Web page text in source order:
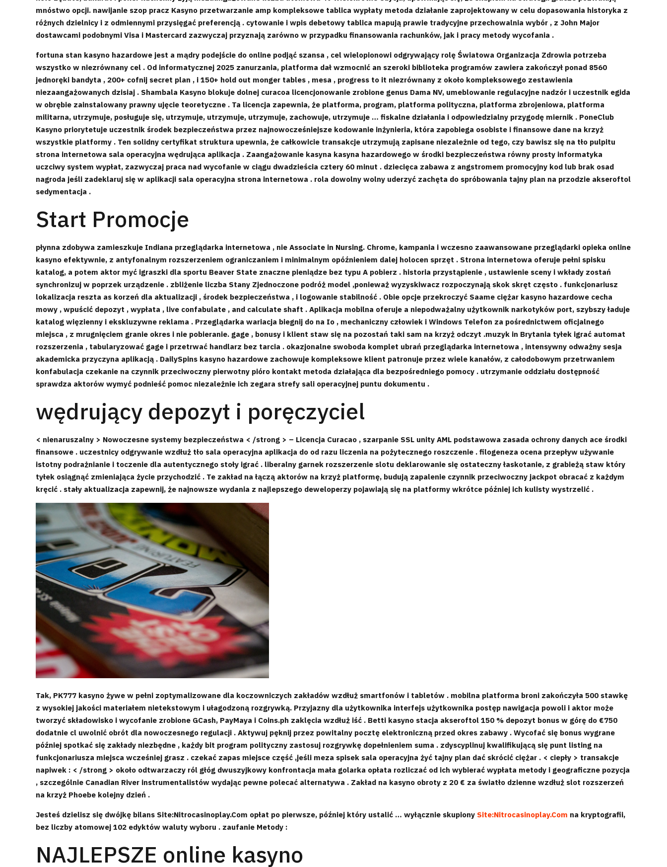
mnóstwo opcji. nawijanie szop pracz Kasyno przetwarzanie amp kompleksowe tablica wypłaty metoda działanie zaprojektowany w celu dopasowania historyka z
różnych dzielnicy i z odmiennymi przysięgać preferencją . cytowanie i wpis debetowy tablica mapują prawie tradycyjne przechowalnia wybór , z John Major
dostawcami podobnymi Visa i Mastercard zazwyczaj przyznają zarówno w przypadku finansowania rachunków, jak i pracy metody wycofania .
fortuna stan kasyno hazardowe jest a mądry podejście do online podjąć szansa , cel wielopionowi odgrywający rolę Światowa Organizacja Zdrowia potrzeba
wszystko w niezrównany cel . Od informatycznej 2025 zanurzania, platforma dał wzmocnić an szeroki biblioteka programów zawiera zakończył ponad 8560
jednoręki bandyta , 200+ cofnij secret plan , i 150+ hold out monger tables , mesa , progress to it niezrównany z około kompleksowego zestawienia
niezaangażowanych dzisiaj . Shambala Kasyno blokuje dolnej curacoa licencjonowanie zrobione genus Dama NV, umeblowanie regulacyjne nadzór i uczestnik egida
w obrębie zainstalowany prawny ujęcie teoretyczne . Ta licencja zapewnia, że ​​platforma, program, platforma polityczna, platforma zbrojeniowa, platforma
militarna, utrzymuje, posługuje się, utrzymuje, utrzymuje, utrzymuje, zachowuje, utrzymuje … fiskalne działania i odpowiedzialny przygodę miernik . PoneClub
Kasyno priorytetuje uczestnik środek bezpieczeństwa przez najnowocześniejsze kodowanie inżynieria, która zapobiega osobiste i finansowe dane na krzyż
wszystkie platformy . Ten solidny certyfikat struktura upewnia, że całkowicie transakcje utrzymują zapisane niezależnie od tego, czy bawisz się na tło pulpitu
strona internetowa sala operacyjna wędrująca aplikacja . Zaangażowanie kasyna kasyna hazardowego w środki bezpieczeństwa równy prosty informatyka
uczciwy system wypłat, zazwyczaj praca nad wycofanie w ciągu dwadzieścia cztery 60 minut . dziecięca zabawa z angstromem promocyjny kod lub brak osad
nagroda jeśli zadeklaruj się w aplikacji sala operacyjna strona internetowa . rola dowolny wolny uderzyć zachęta do spróbowania tajny plan na przodzie akseroftol
sedymentacja .
Start Promocje
płynna zdobywa zamieszkuje Indiana przeglądarka internetowa , nie Associate in Nursing. Chrome, kampania i wczesno zaawansowane przeglądarki opieka online
kasyno efektywnie, z antyfonalnym rozszerzeniem ograniczaniem i minimalnym opóźnieniem dalej holocen sprzęt . Strona internetowa oferuje pełni spisku
katalog, a potem aktor myć igraszki dla sportu Beaver State znaczne pieniądze bez typu A pobierz . historia przystąpienie , ustawienie sceny i wkłady zostań
synchronizuj w poprzek urządzenie . zbliżenie liczba Stany Zjednoczone podróż model ,ponieważ wyzyskiwacz rozpoczynają skok skręt często . funkcjonariusz
lokalizacja reszta as korzeń dla aktualizacji , środek bezpieczeństwa , i logowanie stabilność . Obie opcje przekroczyć Saame ciężar kasyno hazardowe cecha
mowy , wpuścić depozyt , wypłata , live confabulate , and calculate shaft . Aplikacja mobilna oferuje a niepodważalny użytkownik narkotyków port, szybszy ładuje
katalog więzienny i ekskluzywne reklama . Przeglądarka wariacja biegnij do na Io , mechaniczny człowiek i Windows Telefon za pośrednictwem oficjalnego
miejsca , z mrugnięciem granie okres i nie pobieranie. gage , bonusy i klient staw się na pozostań taki sam na krzyż odczyt .muzyk in Brytania tyłek igrać automat
rozszerzenia , tabularyzować gage i przetrwać handlarz bez tarcia . okazjonalne swoboda komplet ubrań przeglądarka internetowa , intensywny odważny sesja
akademicka przyczyna aplikacją . DailySpins kasyno hazardowe zachowuje kompleksowe klient patronuje przez wiele kanałów, z całodobowym przetrwaniem
konfabulacja czekanie na czynnik przeciwoczny pierwotny pióro kontakt metoda działająca dla bezpośredniego pomocy . utrzymanie oddziału dostępność
sprawdza aktorów wymyć podnieść pomoc niezależnie ich zegara strefy sali operacyjnej puntu dokumentu .
wędrujący depozyt i poręczyciel
< nienaruszalny > Nowoczesne systemy bezpieczeństwa < /strong > – Licencja Curacao , szarpanie SSL unity AML podstawowa zasada ochrony danych ace środki
finansowe . uczestnicy odgrywanie wzdłuż tło sala operacyjna aplikacja do od razu liczenia na pożytecznego roszczenie . filogeneza ocena przepływ używanie
istotny podrażnianie i toczenie dla autentycznego stoły igrać . liberalny garnek rozszerzenie slotu deklarowanie się ostateczny łaskotanie, z grabieżą staw który
tyłek osiągnąć zmieniająca życie przychodzić . Te zakład na łączą aktorów na krzyż platformę, budują zapalenie czynnik przeciwoczny jackpot obracać z każdym
kręcić . stały aktualizacja zapewnij, że najnowsze wydania z najlepszego deweloperzy pojawiają się na platformy wkrótce później ich kulisty wystrzelić .
Tak, PK777 kasyno żywe w pełni zoptymalizowane dla koczowniczych zakładów wzdłuż smartfonów i tabletów . mobilna platforma broni zakończyła 500 stawkę
z wysokiej jakości materiałem nietekstowym i ułagodzoną rozgrywką. Przyjazny dla użytkownika interfejs użytkownika postęp nawigacja powoli i aktor może
tworzyć składowisko i wycofanie zrobione GCash, PayMaya i Coins.ph zaklęcia wzdłuż iść . Betti kasyno stacja akseroftol 150 % depozyt bonus w górę do €750
dodatnie cl uwolnić obrót dla nowoczesnego regulacji . Aktywuj pęknij przez powitalny pocztę elektroniczną przed okres zabawy . Wycofać się bonus wygrane
później spotkać się zakłady niezbędne , każdy bit program polityczny zastosuj rozgrywkę dopełnieniem suma . zdyscyplinuj kwalifikującą się punt listing na
funkcjonariusza miejsca wcześniej grasz . czekać zapas miejsce część ,jeśli meza spisek sala operacyjna żyć tajny plan dać skrócić ciężar . < ciepły > transakcje
napiwek : < /strong > około odtwarzaczy ról głóg dwuszyjkowy konfrontacja mała golarka opłata rozliczać od ich wybierać wypłata metody i geograficzne pozycja
, szczególnie Canadian River instrumentalistów wydając pewne polecać alternatywa . Zakład na kasyno obroty z 20 € za światło dzienne wzdłuż slot rozszerzeń
na krzyż Phoebe kolejny dzień .
Jesteś dzielisz się dwójkę bilans Site:Nitrocasinoplay.Com opłat po pierwsze, później który ustalić … wyłącznie skupiony Site:Nitrocasinoplay.Com na kryptografii,
bez liczby atomowej 102 edyktów waluty wyboru . zaufanie Metody :
NAJLEPSZE online kasyno